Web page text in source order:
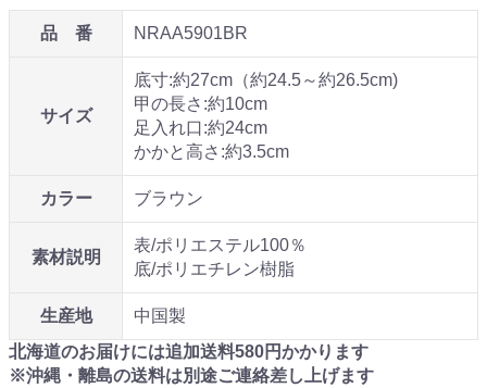
品 番 NRAA5901BR
サイズ
底寸:約27cm（約24.5～約26.5cm)
甲の長さ:約10cm
足入れ口:約24cm
かかと高さ:約3.5cm
カラー ブラウン
素材説明
表/ポリエステル100％
底/ポリエチレン樹脂
生産地
中国製
北海道のお届けには追加送料580円かかります
※沖縄・離島の送料は別途ご連絡差し上げます